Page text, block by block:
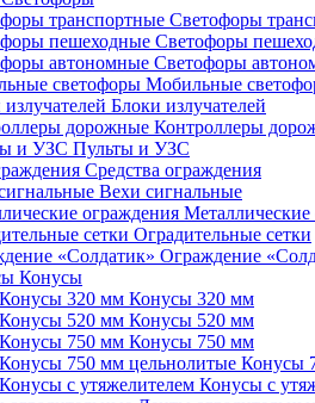
Светофоры
Светофоры
Светофоры
Мобильные
Блоки излучателей
Контроллеры
Пульты и УЗС
Средства ограждения
Вехи сигнальные
Оградительные сетки
Ограждение
Конусы
Конусы 320 мм
Конусы 520 мм
Конусы 750 мм
Конусы
Конусы с